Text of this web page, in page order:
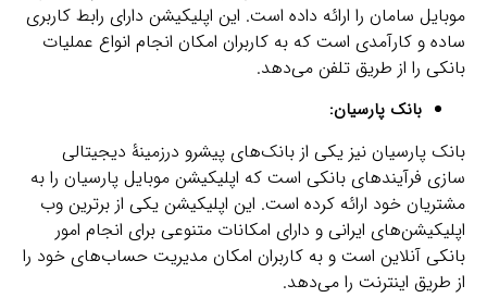
موبایل سامان را ارائه داده است. این اپلیکیشن دارای رابط کاربری
ساده و کارآمدی است که به کاربران امکان انجام انواع عملیات
بانکی را از طریق تلفن می‌دهد.
بانک پارسیان:
بانک پارسیان نیز یکی از بانک‌های پیشرو درزمینۀ دیجیتالی
سازی فرآیندهای بانکی است که اپلیکیشن موبایل پارسیان را به
مشتریان خود ارائه کرده است. این اپلیکیشن یکی از برترین وب
اپلیکیشن‌های ایرانی و دارای امکانات متنوعی برای انجام امور
بانکی آنلاین است و به کاربران امکان مدیریت حساب‌های خود را
از طریق اینترنت را می‌دهد.